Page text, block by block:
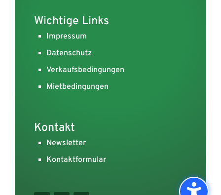
Wichtige Links
Impressum
Datenschutz
Verkaufsbedingungen
Mietbedingungen
Kontakt
Newsletter
Kontaktformular